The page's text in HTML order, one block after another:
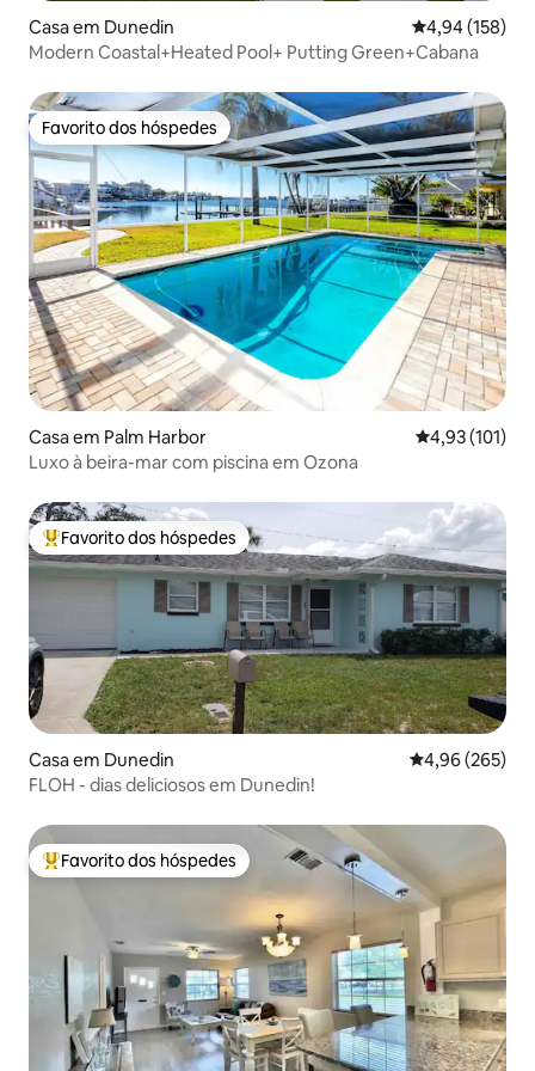
Casa em Dunedin Classificação
4,94 (158)
Modern Coastal+Heated Pool+ Putting Green+Cabana
Favorito dos hóspedes
Favorito dos hóspedes
Casa em Palm Harbor Classificação
4,93 (101)
Luxo à beira-mar com piscina em Ozona
Favoritos dos hóspedes mais apreciados
Favorito dos hóspedes
Casa em Dunedin Classificação
4,96 (265)
FLOH - dias deliciosos em Dunedin!
Favoritos dos hóspedes mais apreciados
Favorito dos hóspedes